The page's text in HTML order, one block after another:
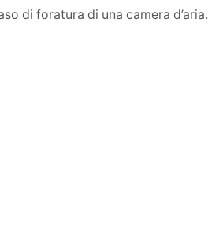
di foratura di una camera d’aria.